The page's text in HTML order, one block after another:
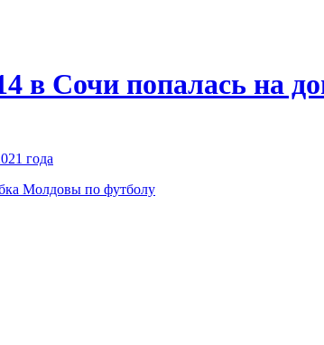
в Сочи попалась на
года
Молдовы по футболу